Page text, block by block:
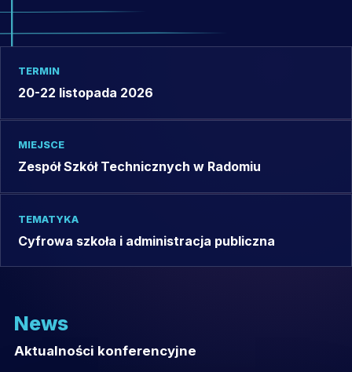
TERMIN
20-22 listopada 2026
MIEJSCE
Zespół Szkół Technicznych w Radomiu
TEMATYKA
Cyfrowa szkoła i administracja publiczna
News
Aktualności konferencyjne